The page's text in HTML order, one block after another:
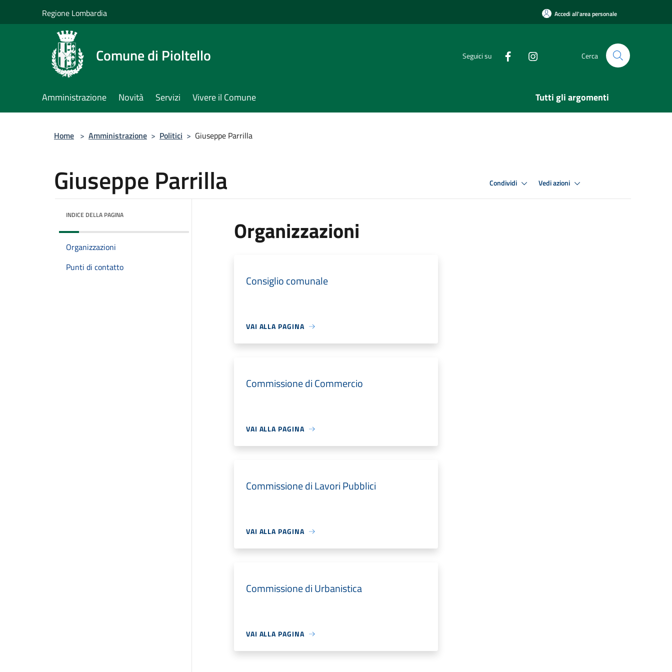
Regione Lombardia Accedi all'area personale
Comune di Pioltello Seguici su Cerca
Amministrazione Novità Servizi Vivere il Comune Tutti gli argomenti
Home > Amministrazione > Politici > Giuseppe Parrilla
Giuseppe Parrilla Condividi Vedi azioni
INDICE DELLA PAGINA
Organizzazioni
Punti di contatto
Organizzazioni
Consiglio comunale
VAI ALLA PAGINA
Commissione di Commercio
VAI ALLA PAGINA
Commissione di Lavori Pubblici
VAI ALLA PAGINA
Commissione di Urbanistica
VAI ALLA PAGINA